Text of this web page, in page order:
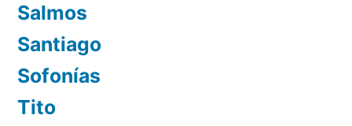
Salmos
Santiago
Sofonías
Tito